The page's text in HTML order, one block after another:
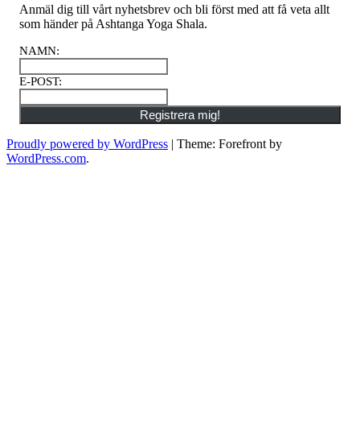
Anmäl dig till vårt nyhetsbrev och bli först med att få veta allt
som händer på Ashtanga Yoga Shala.
NAMN:
E-POST:
Registrera mig!
Proudly powered by WordPress | Theme: Forefront by
WordPress.com.